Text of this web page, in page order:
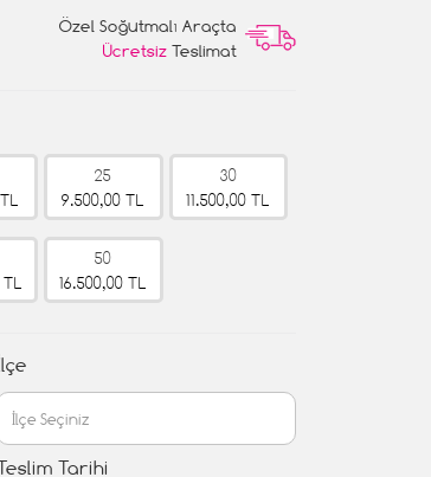
Özel Soğutmalı Araçta
Ücretsiz Teslimat
25
9.500,00 TL
30
11.500,00 TL
50
16.500,00 TL
Tarihi